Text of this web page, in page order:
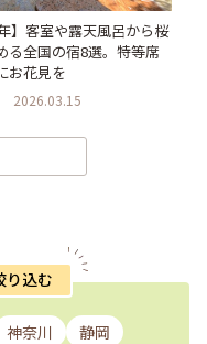
年】客室や露天風呂から桜
る全国の宿8選。特等席
お花見を
2026.03.15
り込む
神奈川
静岡